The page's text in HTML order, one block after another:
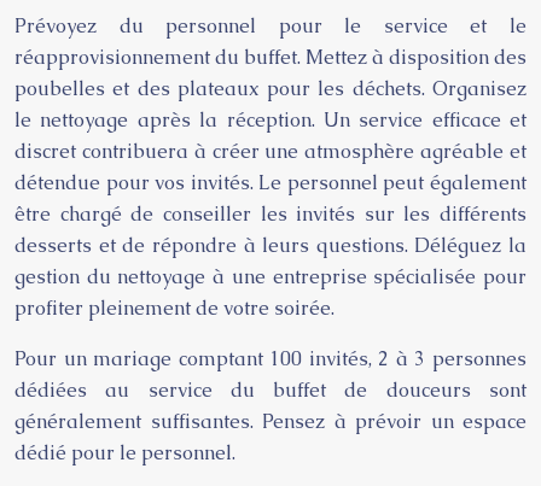
Prévoyez du personnel pour le service et le
réapprovisionnement du buffet. Mettez à disposition des
poubelles et des plateaux pour les déchets. Organisez
le nettoyage après la réception. Un service efficace et
discret contribuera à créer une atmosphère agréable et
détendue pour vos invités. Le personnel peut également
être chargé de conseiller les invités sur les différents
desserts et de répondre à leurs questions. Déléguez la
gestion du nettoyage à une entreprise spécialisée pour
profiter pleinement de votre soirée.
Pour un mariage comptant 100 invités, 2 à 3 personnes
dédiées au service du buffet de douceurs sont
généralement suffisantes. Pensez à prévoir un espace
dédié pour le personnel.